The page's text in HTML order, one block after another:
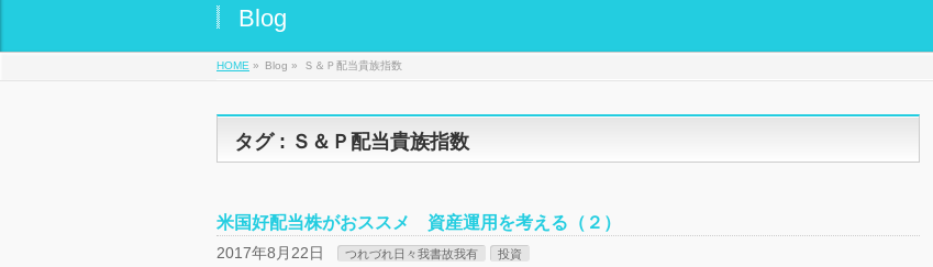
Blog
HOME » Blog » Ｓ＆Ｐ配当貴族指数
タグ : Ｓ＆Ｐ配当貴族指数
米国好配当株がおススメ 資産運用を考える（２）
2017年8月22日 つれづれ日々我書故我有 投資